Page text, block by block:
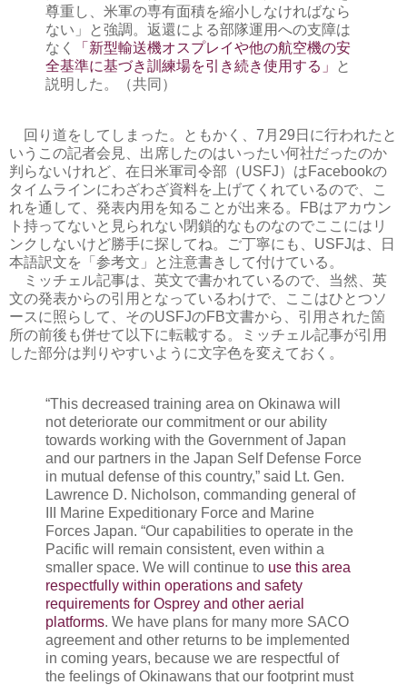
尊重し、米軍の専有面積を縮小しなければなら
ない」と強調。返還による部隊運用への支障は
なく
「新型輸送機オスプレイや他の航空機の安
全基準に基づき訓練場を引き続き使用する」
と
説明した。（共同）
回り道をしてしまった。ともかく、7月29日に行われたと
いうこの記者会見、出席したのはいったい何社だったのか
判らないけれど、在日米軍司令部（USFJ）はFacebookの
タイムラインにわざわざ資料を上げてくれているので、こ
れを通して、発表内用を知ることが出来る。FBはアカウン
ト持ってないと見られない閉鎖的なものなのでここにはリ
ンクしないけど勝手に探してね。ご丁寧にも、USFJは、日
本語訳文を「参考文」と注意書きして付けている。
ミッチェル記事は、英文で書かれているので、当然、英
文の発表からの引用となっているわけで、ここはひとつソ
ースに照らして、そのUSFJのFB文書から、引用された箇
所の前後も併せて以下に転載する。ミッチェル記事が引用
した部分は判りやすいように文字色を変えておく。
“This decreased training area on Okinawa will
not deteriorate our commitment or our ability
towards working with the Government of Japan
and our partners in the Japan Self Defense Force
in mutual defense of this country,” said Lt. Gen.
Lawrence D. Nicholson, commanding general of
III Marine Expeditionary Force and Marine
Forces Japan. “Our capabilities to operate in the
Pacific will remain consistent, even within a
smaller space. We will continue to use this area
respectfully within operations and safety
requirements for Osprey and other aerial
platforms. We have plans for many more SACO
agreement and other returns to be implemented
in coming years, because we are respectful of
the feelings of Okinawans that our footprint must